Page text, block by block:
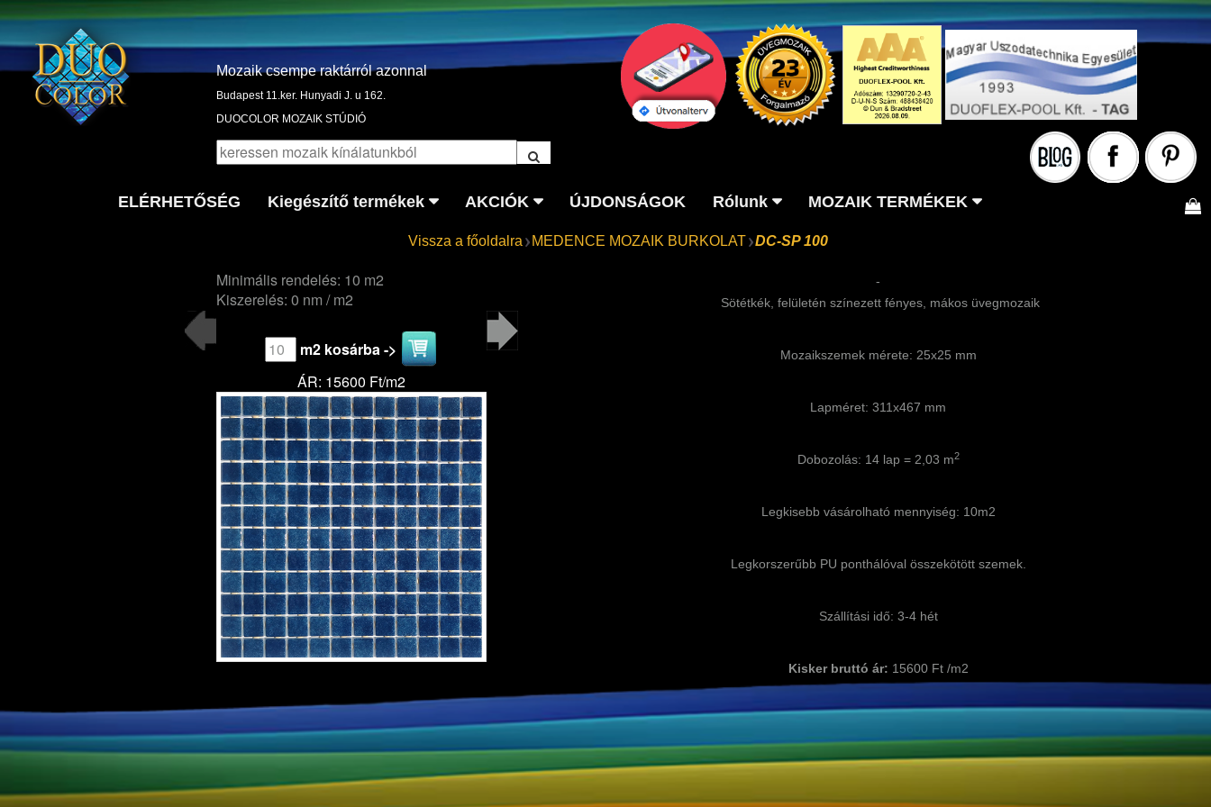
Mozaik csempe raktárról azonnal
Budapest 11.ker. Hunyadi J. u 162.
DUOCOLOR MOZAIK STÚDIÓ
ELÉRHETŐSÉG Kiegészítő termékek AKCIÓK ÚJDONSÁGOK Rólunk MOZAIK TERMÉKEK
Vissza a főoldalra MEDENCE MOZAIK BURKOLAT DC-SP 100
Minimális rendelés: 10 m2
Kiszerelés: 0 nm / m2
m2 kosárba ->
ÁR: 15600 Ft/m2
-
Sötétkék, felületén színezett fényes, mákos üvegmozaik
Mozaikszemek mérete: 25x25 mm
Lapméret: 311x467 mm
Dobozolás: 14 lap = 2,03 m2
Legkisebb vásárolható mennyiség: 10m2
Legkorszerűbb PU ponthálóval összekötött szemek.
Szállítási idő: 3-4 hét
Kisker bruttó ár: 15600 Ft /m2